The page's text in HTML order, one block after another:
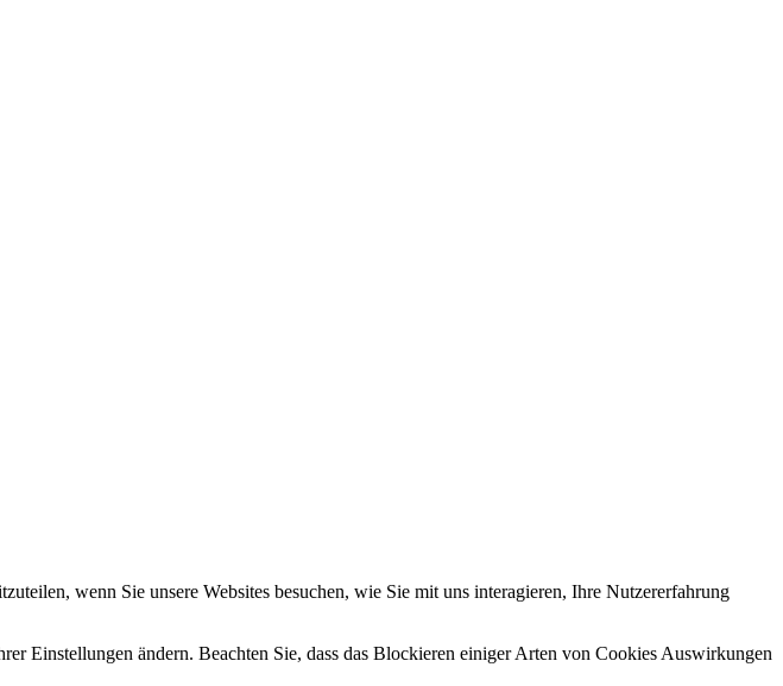
wenn Sie unsere Websites besuchen, wie Sie mit uns interagieren, Ihre Nutzererfahrung
Einstellungen ändern. Beachten Sie, dass das Blockieren einiger Arten von Cookies Auswirkungen